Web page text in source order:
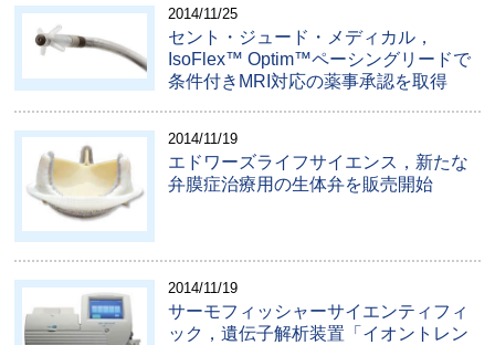
2014/11/25
セント・ジュード・メディカル，
IsoFlex™ Optim™ペーシングリードで
条件付きMRI対応の薬事承認を取得
2014/11/19
エドワーズライフサイエンス，新たな
弁膜症治療用の生体弁を販売開始
2014/11/19
サーモフィッシャーサイエンティフィ
ック，遺伝子解析装置「イオントレン